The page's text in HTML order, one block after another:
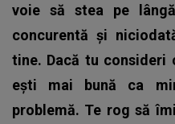
voie să stea pe
concurentă și
tine. Dacă tu consideri
ești mai bună ca
problemă. Te rog să